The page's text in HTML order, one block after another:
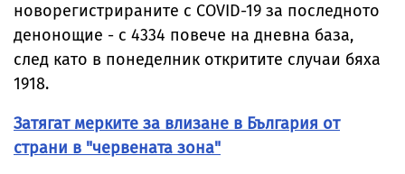
новорегистрираните с COVID-19 за последното
денонощие - с 4334 повече на дневна база,
след като в понеделник откритите случаи бяха
1918.
Затягат мерките за влизане в България от
страни в "червената зона"